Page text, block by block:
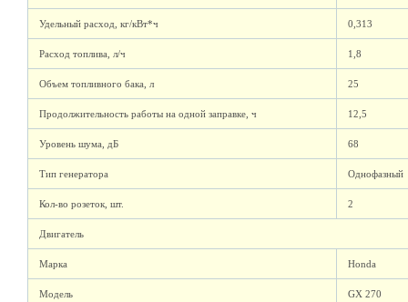
Удельный расход, кг/кВт*ч 0,313
Расход топлива, л/ч 1,8
Объем топливного бака, л 25
Продолжительность работы на одной заправке, ч 12,5
Уровень шума, дБ 68
Тип генератора Однофазный
Кол-во розеток, шт. 2
Двигатель
Марка Honda
Модель GX 270